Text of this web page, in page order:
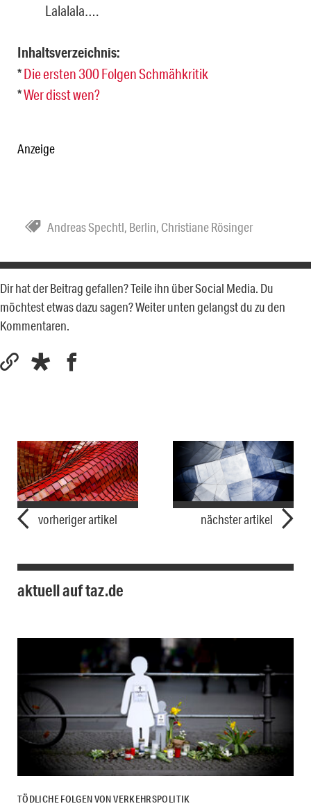
Lalalala….
Inhaltsverzeichnis:
*Die ersten 300 Folgen Schmähkritik
*Wer disst wen?
Anzeige
Andreas Spechtl, Berlin, Christiane Rösinger
Dir hat der Beitrag gefallen? Teile ihn über Social Media. Du
möchtest etwas dazu sagen? Weiter unten gelangst du zu den
Kommentaren.
vorheriger artikel nächster artikel
aktuell auf taz.de
TÖDLICHE FOLGEN VON VERKEHRSPOLITIK